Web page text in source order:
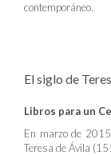
contemporáneo.
El siglo de
Libros para un
En marzo de
Teresa de Ávila